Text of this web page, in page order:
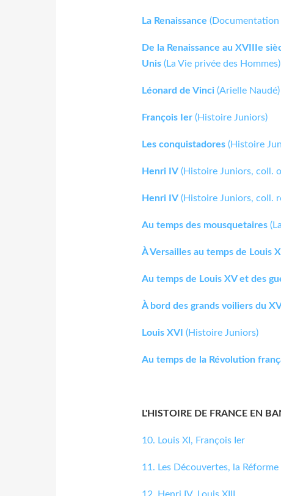
La Renaissance (Documentation
De la Renaissance au XVIIIe
Unis (La Vie privée des Hommes)
Léonard de Vinci (Arielle Naudé)
François Ier (Histoire Juniors)
Les conquistadores (Histoire
Henri IV (Histoire Juniors, coll.
Henri IV (Histoire Juniors, coll.
Au temps des mousquetaires
À Versailles au temps de Louis
Au temps de Louis XV et des
À bord des grands voiliers du
Louis XVI (Histoire Juniors)
Au temps de la Révolution
L'HISTOIRE DE FRANCE EN
10. Louis XI, François Ier
11. Les Découvertes, la Réforme
12. Henri IV, Louis XIII